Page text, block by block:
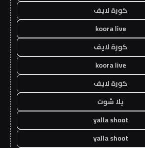
كورة لايف
koora live
كورة لايف
koora live
كورة لايف
يلا شوت
yalla shoot
yalla shoot